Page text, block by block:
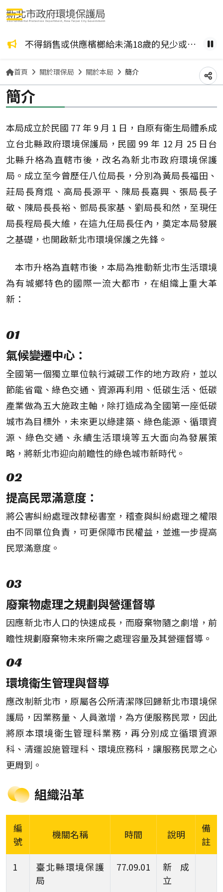
咖啡檳榔、檳榔糖葫蘆？ 檳榔不管加了什麼風味，都是致癌物！請拒絕嚼食。 不得銷售或供應檳榔給未滿18歲的兒少或孕婦。 健暫
選單按鈕
首頁 關於環保局 關於本局 簡介
分
簡介
本局成立於民國 77 年 9 月 1 日，自原有衛生局體系成
立台北縣政府環境保護局，民國 99 年 12 月 25 日台
北縣升格為直轄市後，改名為新北市政府環境保護
局。成立至今曾歷任八位局長，分別為黃局長福田、
莊局長育焜、高局長源平、陳局長嘉興、張局長子
敬、陳局長長裕、鄧局長家基、劉局長和然，至現任
局長程局長大維，在這九任局長任內，奠定本局發展
之基礎，也開啟新北市環境保護之先鋒。
本市升格為直轄市後，本局為推動新北市生活環境
為有城鄉特色的國際一流大都市，在組織上重大革
新：
01
氣候變遷中心：
全國第一個獨立單位執行減碳工作的地方政府，並以
節能省電、綠色交通、資源再利用、低碳生活、低碳
產業做為五大施政主軸，除打造成為全國第一座低碳
城市為目標外，未來更以綠建築、綠色能源、循環資
源、綠色交通、永續生活環境等五大面向為發展策
略，將新北市迎向前瞻性的綠色城市新時代。
02
提高民眾滿意度：
將公害糾紛處理改隸秘書室，稽查與糾紛處理之權限
由不同單位負責，可更保障市民權益，並進一步提高
民眾滿意度。
03
廢棄物處理之規劃與營運督導
因應新北市人口的快速成長，而廢棄物隨之劇增，前
瞻性規劃廢棄物未來所需之處理容量及其營運督導。
04
環境衛生管理與督導
應改制新北市，原屬各公所清潔隊回歸新北市環境保
護局，因業務量、人員激增，為方便服務民眾，因此
將原本環境衛生管理科業務，再分別成立循環資源
科、清運設施管理科、環境庶務科，讓服務民眾之心
更周到。
組織沿革
編
號
機關名稱 時間 說明
備
註
1
臺北縣環境保護
局
77.09.01
新成
立